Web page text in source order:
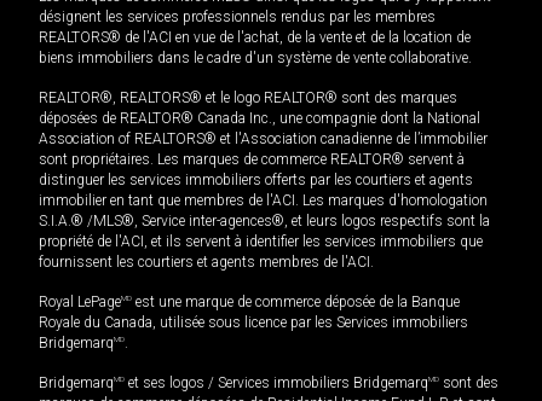
désignent les services professionnels rendus par les membres
REALTORS® de l'ACI en vue de l'achat, de la vente et de la location de
biens immobiliers dans le cadre d'un système de vente collaborative.
REALTOR®, REALTORS® et le logo REALTOR® sont des marques
déposées de REALTOR® Canada Inc., une compagnie dont la National
Association of REALTORS® et l'Association canadienne de l’immobilier
sont propriétaires. Les marques de commerce REALTOR® servent à
distinguer les services immobiliers offerts par les courtiers et agents
immobilier en tant que membres de l'ACI. Les marques d'homologation
S.I.A.® /MLS®, Service inter-agences®, et leurs logos respectifs sont la
propriété de l'ACI, et ils servent à identifier les services immobiliers que
fournissent les courtiers et agents membres de l'ACI.
Royal LePageMD est une marque de commerce déposée de la Banque
Royale du Canada, utilisée sous licence par les Services immobiliers
BridgemarqMD.
BridgemarqMD et ses logos / Services immobiliers BridgemarqMD sont des